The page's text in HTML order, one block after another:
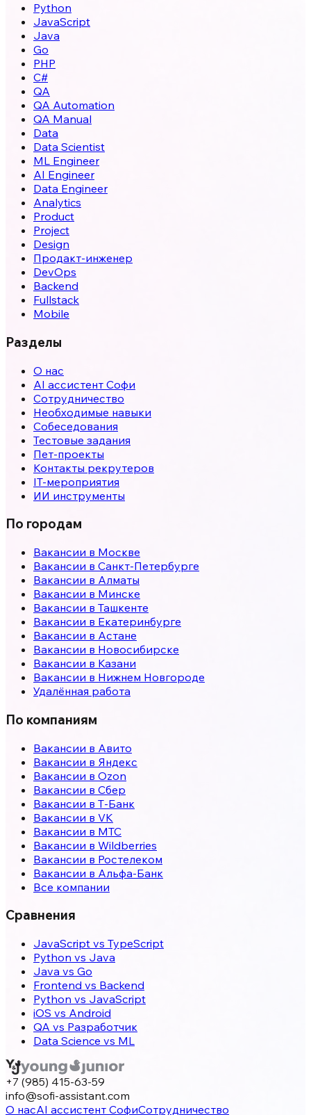
Python
JavaScript
Java
Go
PHP
C#
QA
QA Automation
QA Manual
Data
Data Scientist
ML Engineer
AI Engineer
Data Engineer
Analytics
Product
Project
Design
Продакт-инженер
DevOps
Backend
Fullstack
Mobile
Разделы
О нас
AI ассистент Софи
Сотрудничество
Необходимые навыки
Собеседования
Тестовые задания
Пет-проекты
Контакты рекрутеров
IT-мероприятия
ИИ инструменты
По городам
Вакансии в Москве
Вакансии в Санкт-Петербурге
Вакансии в Алматы
Вакансии в Минске
Вакансии в Ташкенте
Вакансии в Екатеринбурге
Вакансии в Астане
Вакансии в Новосибирске
Вакансии в Казани
Вакансии в Нижнем Новгороде
Удалённая работа
По компаниям
Вакансии в Авито
Вакансии в Яндекс
Вакансии в Ozon
Вакансии в Сбер
Вакансии в Т-Банк
Вакансии в VK
Вакансии в МТС
Вакансии в Wildberries
Вакансии в Ростелеком
Вакансии в Альфа-Банк
Все компании
Сравнения
JavaScript vs TypeScript
Python vs Java
Java vs Go
Frontend vs Backend
Python vs JavaScript
iOS vs Android
QA vs Разработчик
Data Science vs ML
+7 (985) 415-63-59
info@sofi-assistant.com
О насAI ассистент СофиСотрудничество